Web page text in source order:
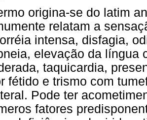
origina-se do latim
relatam a
intensa, disfagia,
elevação da língua
taquicardia,
fétido e trismo com
Pode ter
fatores